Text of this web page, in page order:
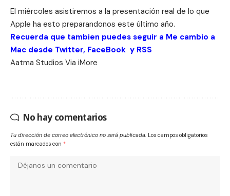
El miércoles asistiremos a la presentación real de lo que
Apple ha esto preparandonos este último año.
Recuerda que tambien puedes seguir a Me cambio a
Mac desde Twitter, FaceBook y RSS
Aatma Studios Via iMore
No hay comentarios
Tu dirección de correo electrónico no será publicada. Los campos obligatorios
están marcados con *